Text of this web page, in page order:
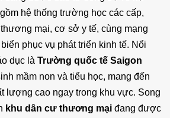
hệ thống trường học các cấp,
mại, cơ sở y tế, cùng mạng
phục vụ phát triển kinh tế. Nổi
dục là Trường quốc tế Saigon
mầm non và tiểu học, mang đến
lượng cao ngay trong khu vực. Song
khu dân cư thương mại đang được